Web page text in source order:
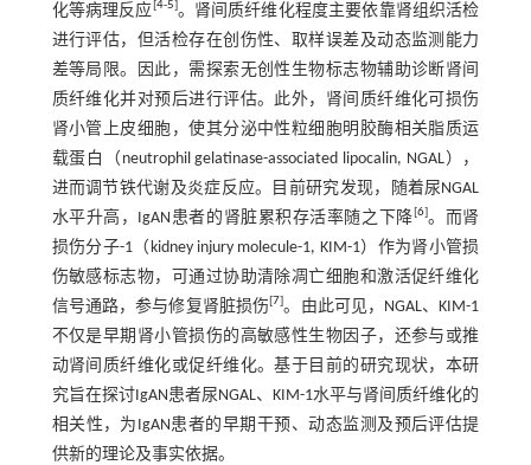
化等病理反应[4-5]。肾间质纤维化程度主要依靠肾组织活检
进行评估，但活检存在创伤性、取样误差及动态监测能力
差等局限。因此，需探索无创性生物标志物辅助诊断肾间
质纤维化并对预后进行评估。此外，肾间质纤维化可损伤
肾小管上皮细胞，使其分泌中性粒细胞明胶酶相关脂质运
载蛋白（neutrophil gelatinase-associated lipocalin, NGAL），
进而调节铁代谢及炎症反应。目前研究发现，随着尿NGAL
水平升高，IgAN患者的肾脏累积存活率随之下降[6]。而肾
损伤分子-1（kidney injury molecule-1, KIM-1）作为肾小管损
伤敏感标志物，可通过协助清除凋亡细胞和激活促纤维化
信号通路，参与修复肾脏损伤[7]。由此可见，NGAL、KIM-1
不仅是早期肾小管损伤的高敏感性生物因子，还参与或推
动肾间质纤维化或促纤维化。基于目前的研究现状，本研
究旨在探讨IgAN患者尿NGAL、KIM-1水平与肾间质纤维化的
相关性，为IgAN患者的早期干预、动态监测及预后评估提
供新的理论及事实依据。